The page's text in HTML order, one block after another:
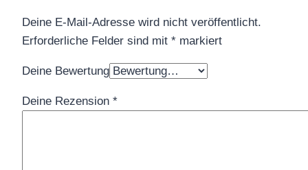
Deine E-Mail-Adresse wird nicht veröffentlicht.
Erforderliche Felder sind mit * markiert
Deine Bewertung
Deine Rezension *